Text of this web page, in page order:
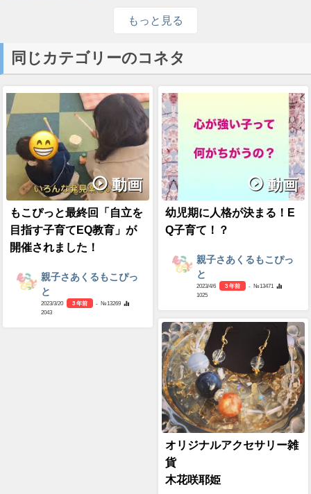
もっと見る
同じカテゴリーのコネタ
動画
もこぴっと最終回「自立を
目指す子育てEQ教育」が
開催されました！
親子さあくるもこぴっ
と
2023/3/20 3 年前
- №13269
2043
動画
幼児期に人格が決まる！E
Q子育て！？
親子さあくるもこぴっ
と
2023/4/6 3 年前
- №13471
1025
オリジナルアクセサリー雑
貨
木花咲耶姫